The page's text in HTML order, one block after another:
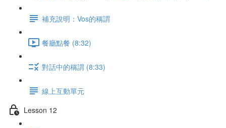
補充說明：Vos的稱謂
餐廳點餐 (8:32)
對話中的稱謂 (8:33)
線上互動單元
Lesson 12